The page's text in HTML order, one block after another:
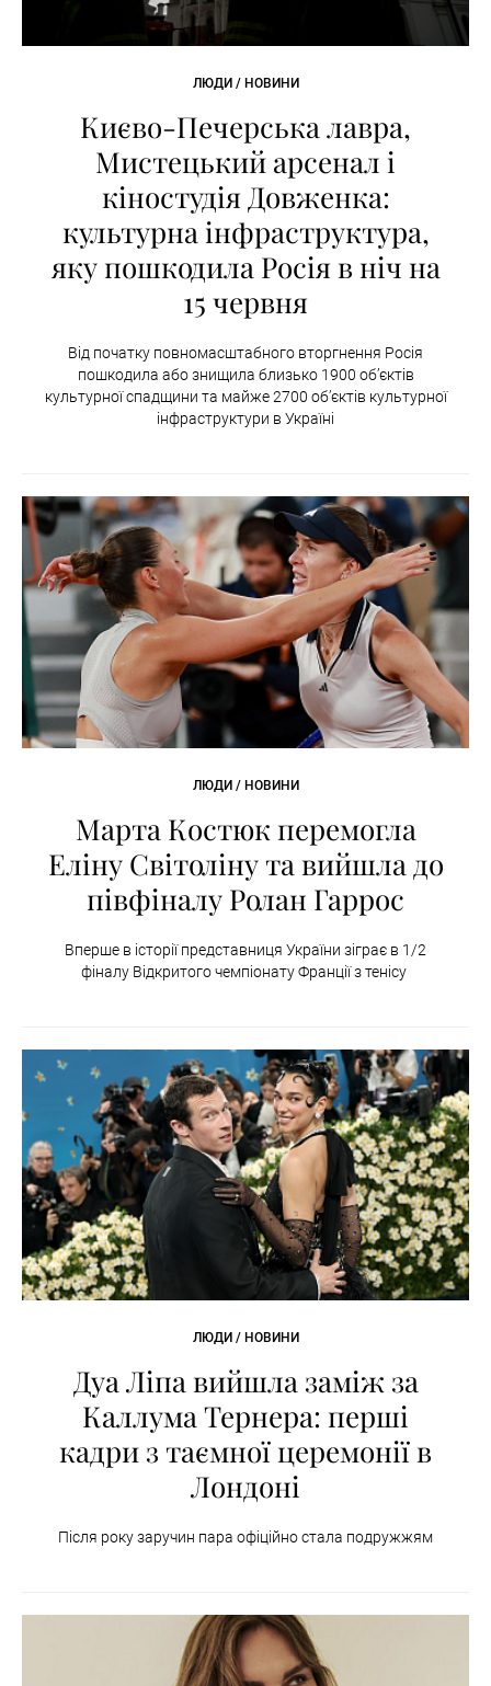
ЛЮДИ / НОВИНИ
Києво-Печерська лавра,
Мистецький арсенал і
кіностудія Довженка:
культурна інфраструктура,
яку пошкодила Росія в ніч на
15 червня
Від початку повномасштабного вторгнення Росія
пошкодила або знищила близько 1900 об’єктів
культурної спадщини та майже 2700 об’єктів культурної
інфраструктури в Україні
ЛЮДИ / НОВИНИ
Марта Костюк перемогла
Еліну Світоліну та вийшла до
півфіналу Ролан Гаррос
Вперше в історії представниця України зіграє в 1/2
фіналу Відкритого чемпіонату Франції з тенісу
ЛЮДИ / НОВИНИ
Дуа Ліпа вийшла заміж за
Каллума Тернера: перші
кадри з таємної церемонії в
Лондоні
Після року заручин пара офіційно стала подружжям